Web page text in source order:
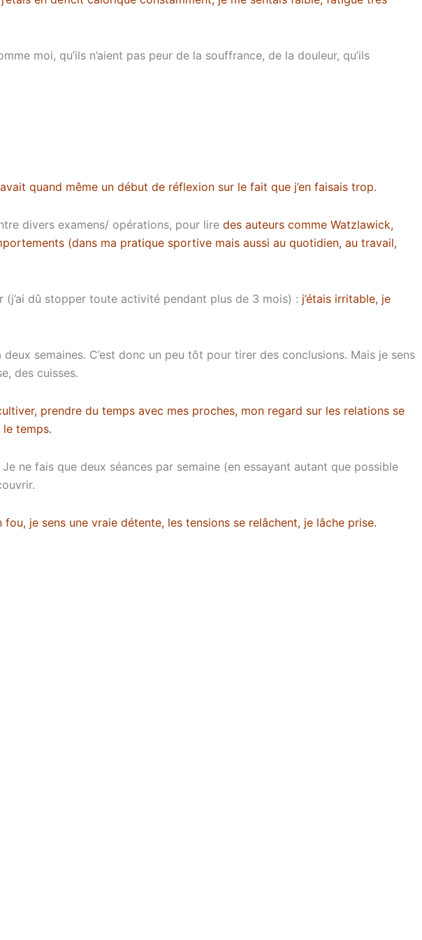
moi, qu’ils n’aient pas peur de la souffrance, de la douleur, qu’ils
quand même un début de réflexion sur le fait que j’en faisais trop.
divers examens/ opérations, pour lire des auteurs comme Watzlawick,
(dans ma pratique sportive mais aussi au quotidien, au travail,
(j’ai dû stopper toute activité pendant plus de 3 mois) : j’étais irritable, je
semaines. C’est donc un peu tôt pour tirer des conclusions. Mais je sens
des cuisses.
prendre du temps avec mes proches, mon regard sur les relations se
temps.
ne fais que deux séances par semaine (en essayant autant que possible
fou, je sens une vraie détente, les tensions se relâchent, je lâche prise.